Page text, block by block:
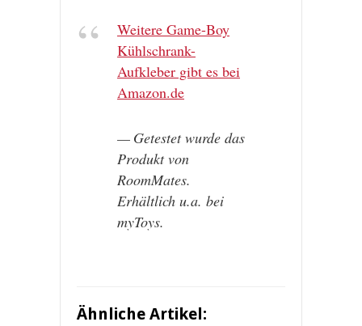
Weitere Game-Boy
Kühlschrank-
Aufkleber gibt es bei
Amazon.de
Getestet wurde das
Produkt von
RoomMates.
Erhältlich u.a. bei
myToys.
Ähnliche Artikel: